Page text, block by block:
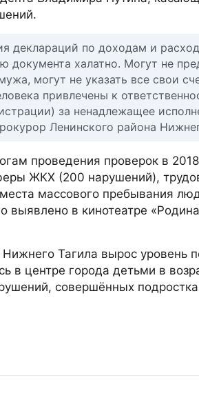
деклараций по доходам и
документа халатно. Могут не
могут не указать все свои
привлечены к
за ненадлежащее
Ленинского района
проведения проверок в
ЖКХ (200 нарушений),
массового пребывания
выявлено в кинотеатре
Тагила вырос уровень
центре города детьми в
совершённых